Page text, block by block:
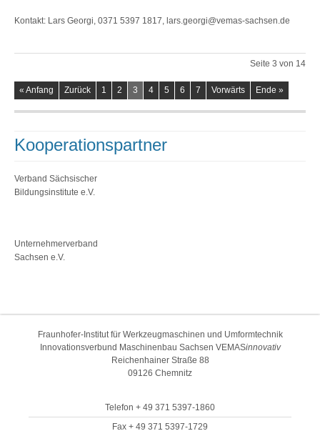
Kontakt: Lars Georgi, 0371 5397 1817, lars.georgi@vemas-sachsen.de
Seite 3 von 14
« Anfang Zurück 1 2 3 4 5 6 7 Vorwärts Ende »
Kooperationspartner
Verband Sächsischer
Bildungsinstitute e.V.
Unternehmerverband
Sachsen e.V.
Fraunhofer-Institut für Werkzeugmaschinen und Umformtechnik
Innovationsverbund Maschinenbau Sachsen VEMASinnovativ
Reichenhainer Straße 88
09126 Chemnitz
Telefon + 49 371 5397-1860
Fax + 49 371 5397-1729